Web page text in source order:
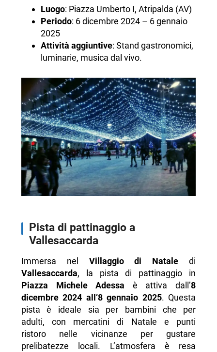
Luogo: Piazza Umberto I, Atripalda (AV)
Periodo: 6 dicembre 2024 – 6 gennaio
2025
Attività aggiuntive: Stand gastronomici,
luminarie, musica dal vivo.
Pista di pattinaggio a
Vallesaccarda
Immersa nel Villaggio di Natale di
Vallesaccarda, la pista di pattinaggio in
Piazza Michele Adessa è attiva dall’8
dicembre 2024 all’8 gennaio 2025. Questa
pista è ideale sia per bambini che per
adulti, con mercatini di Natale e punti
ristoro nelle vicinanze per gustare
prelibatezze locali. L’atmosfera è resa